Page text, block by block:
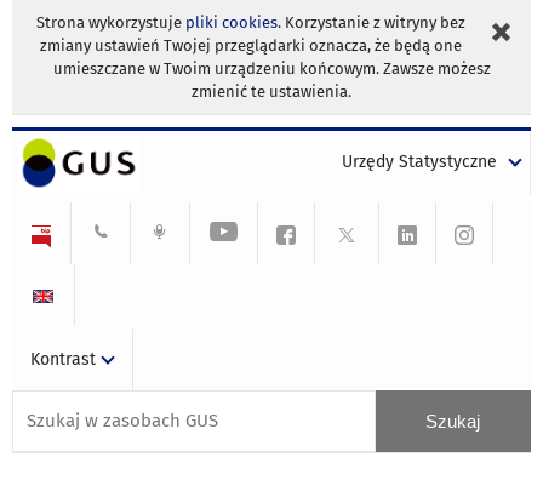
Strona wykorzystuje pliki cookies. Korzystanie z witryny bez
zmiany ustawień Twojej przeglądarki oznacza, że będą one
umieszczane w Twoim urządzeniu końcowym. Zawsze możesz
zmienić te ustawienia.
Urzędy Statystyczne
Kontrast